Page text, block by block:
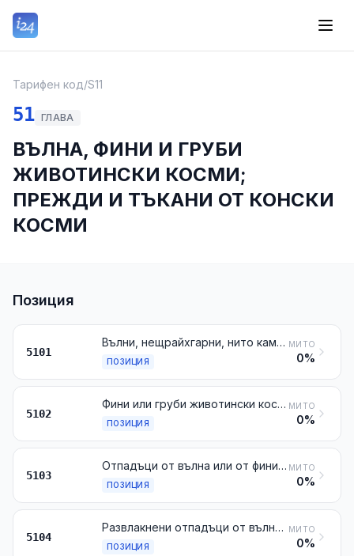
Тарифен код/S11
51 ГЛАВА
ВЪЛНА, ФИНИ И ГРУБИ
ЖИВОТИНСКИ КОСМИ;
ПРЕЖДИ И ТЪКАНИ ОТ КОНСКИ
КОСМИ
Позиция
5101
Вълни, нещрайхгарни, нито камгарни
ПОЗИЦИЯ
МИТО
0%
5102
Фини или груби животински косми, нещрайхгарни, нито камгарни
ПОЗИЦИЯ
МИТО
0%
5103
Отпадъци от вълна или от фини или груби животински косми, включително отпадъците от прежди, с изключение на развлакнените отпадъци
ПОЗИЦИЯ
МИТО
0%
5104
Развлакнени отпадъци от вълна или от фини или груби животински косми
ПОЗИЦИЯ
МИТО
0%